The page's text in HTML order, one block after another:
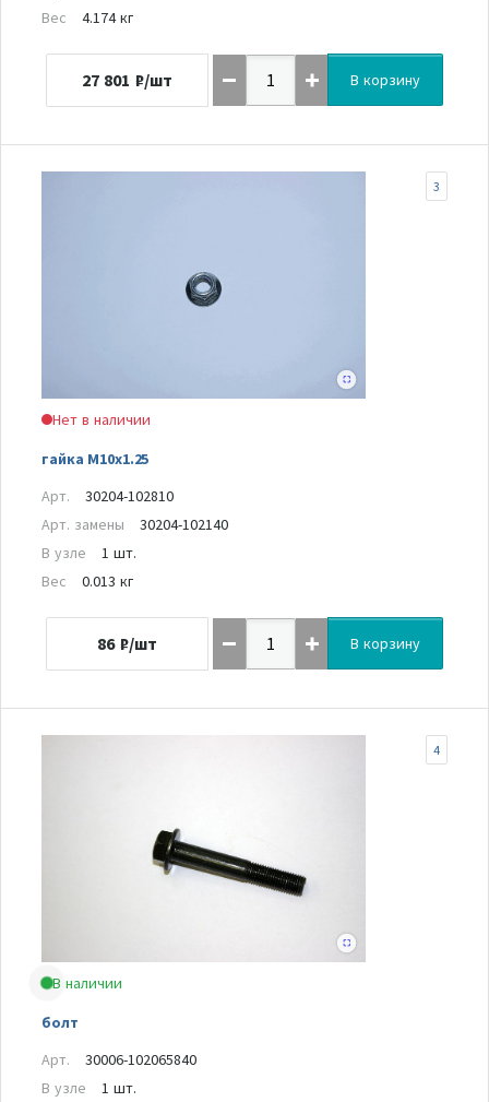
Вес
4.174 кг
27 801 ₽/шт В корзину
Нет в наличии
гайка M10x1.25
3
Арт.
30204-102810
Арт. замены
30204-102140
В узле
1 шт.
Вес
0.013 кг
86 ₽/шт В корзину
В наличии
болт
4
Арт.
30006-102065840
В узле
1 шт.